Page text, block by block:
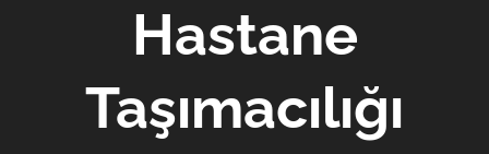
Hastane
Taşımacılığı